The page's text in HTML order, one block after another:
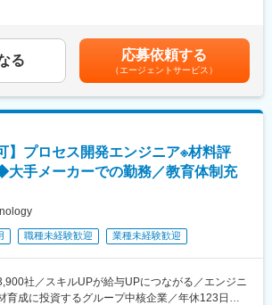
企業様については残業が多くなる企業様が少な
組みをすることなく過度な残業が発生をしない状
す。
は発生の場合は、案件担当の営業から法人顧客に
与もUP：
より難易度の高いプロジェクトへ配属をされる事
みではなく、スキルを磨くことが給与UPに繋がる
社の定める業務
きます。
加工後の良品率データ収集と取りまとめ
加工
ペレーターとの調整
から改善に向けた計画立案、実行
る報告書作成、他部門や外部パートナーとの協力
実現できるエンジニアとしての未来がある：
社＞
をしても圧倒的なお取引社数を誇る当社。当社独
トも多数あり、当社だからこそ挑戦できる仕事が
～460万円8年目：年収550～570万円20年目：年
※金額はあくまでも目安です賃金はあくまでも目安
選考を通じて上下する可能性があります。月給(月
含めた表記です。
る 応募依頼する
（エージェントサービス）
】プロセス開発エンジニア※材料評
手メーカーでの勤務／教育体制充
職種未経験歓迎 業種未経験歓迎
社／スキルUPが給与UPにつながる／エンジニ
育成に投資するグループ中核企業／年休123日】